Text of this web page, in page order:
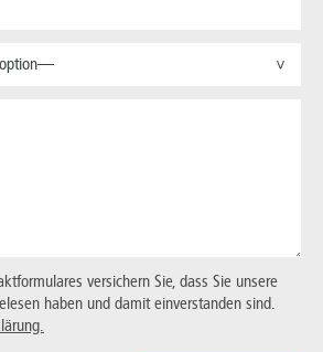
>
versichern Sie, dass Sie unsere
haben und damit einverstanden sind.